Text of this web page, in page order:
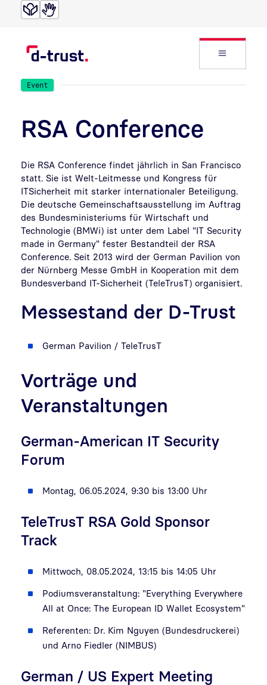
Direkt zur Suche
Direkt zum Inhalt
Event
RSA Conference
Die RSA Conference findet jährlich in San Francisco
statt. Sie ist Welt-Leitmesse und Kongress für
ITSicherheit mit starker internationaler Beteiligung.
Die deutsche Gemeinschaftsausstellung im Auftrag
des Bundesministeriums für Wirtschaft und
Technologie (BMWi) ist unter dem Label "IT Security
made in Germany" fester Bestandteil der RSA
Conference. Seit 2013 wird der German Pavilion von
der Nürnberg Messe GmbH in Kooperation mit dem
Bundesverband IT-Sicherheit (TeleTrusT) organisiert.
Messestand der D-Trust
German Pavilion / TeleTrusT
Vorträge und
Veranstaltungen
German-American IT Security
Forum
Montag, 06.05.2024, 9:30 bis 13:00 Uhr
TeleTrusT RSA Gold Sponsor
Track
Mittwoch, 08.05.2024, 13:15 bis 14:05 Uhr
Podiumsveranstaltung: "Everything Everywhere
All at Once: The European ID Wallet Ecosystem"
Referenten: Dr. Kim Nguyen (Bundesdruckerei)
und Arno Fiedler (NIMBUS)
German / US Expert Meeting